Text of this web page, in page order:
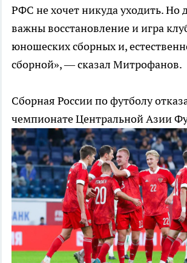
РФС не хочет никуда уходить. Но
важны восстановление и игра
юношеских сборных и,
сборной», — сказал Митрофанов.
Сборная России по футболу
чемпионате Центральной Азии